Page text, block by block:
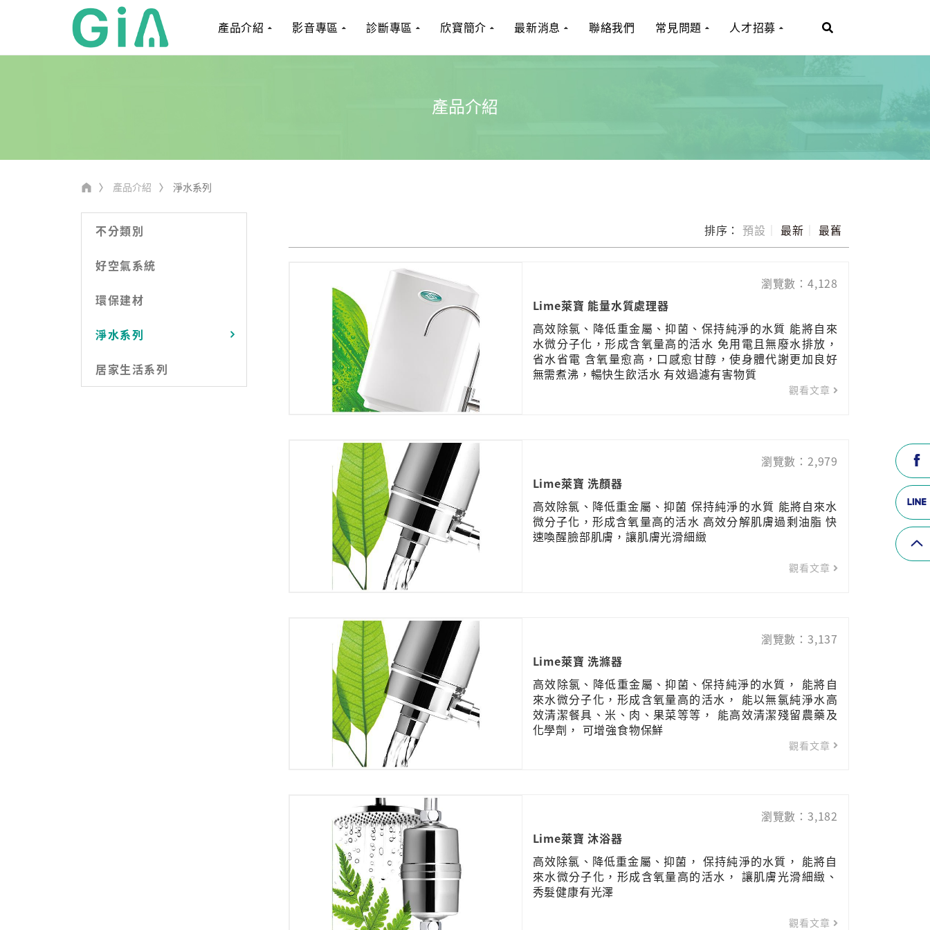
產品介紹 影音專區 診斷專區 欣寶簡介 最新消息 聯絡我們 常見問題 人才招募
產品介紹
產品介紹 淨水系列
不分類別
好空氣系統
環保建材
淨水系列
居家生活系列
排序： 預設 最新 最舊
瀏覽數：4,128
Lime萊寶 能量水質處理器
高效除氯、降低重金屬、抑菌、保持純淨的水質 能將自來
水微分子化，形成含氧量高的活水 免用電且無廢水排放，
省水省電 含氧量愈高，口感愈甘醇，使身體代謝更加良好
無需煮沸，暢快生飲活水 有效過濾有害物質
觀看文章
瀏覽數：2,979
Lime萊寶 洗顏器
高效除氯、降低重金屬、抑菌 保持純淨的水質 能將自來水
微分子化，形成含氧量高的活水 高效分解肌膚過剩油脂 快
速喚醒臉部肌膚，讓肌膚光滑細緻
觀看文章
瀏覽數：3,137
Lime萊寶 洗滌器
高效除氯、降低重金屬、抑菌、保持純淨的水質， 能將自
來水微分子化，形成含氧量高的活水， 能以無氯純淨水高
效清潔餐具、米、肉、果菜等等， 能高效清潔殘留農藥及
化學劑， 可增強食物保鮮
觀看文章
瀏覽數：3,182
Lime萊寶 沐浴器
高效除氯、降低重金屬、抑菌， 保持純淨的水質， 能將自
來水微分子化，形成含氧量高的活水， 讓肌膚光滑細緻、
秀髮健康有光澤
觀看文章